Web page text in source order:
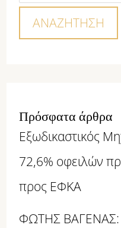
ΑΝΑΖΉΤΗΣΗ
Πρόσφατα άρθρα
Εξωδικαστικός
72,6% οφειλών
προς ΕΦΚΑ
ΦΩΤΗΣ